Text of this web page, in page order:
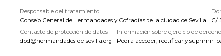
Responsable del tratamiento
Consejo General de Hermandades y Cofradías de la ciudad de Sevilla
C/
Contacto de protección de datos
dpd@hermandades-de-sevilla.org
Información sobre ejercicio de
Podrá acceder, rectificar y suprimir